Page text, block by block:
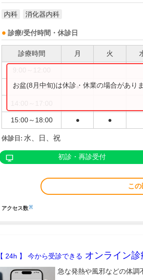
内科 消化器内科
診療/受付時間・休診日
診療時間 月 火
9:00～13:00 ● ●
15:00～18:00 ● ●
お盆(8月中旬)は休診・休業の場合があり
休診日: 水、日、祝
初診・再診受付
こ
アクセス数※
【 24h 】 今から受診できる オンライン診
急な発熱や風邪などの体調